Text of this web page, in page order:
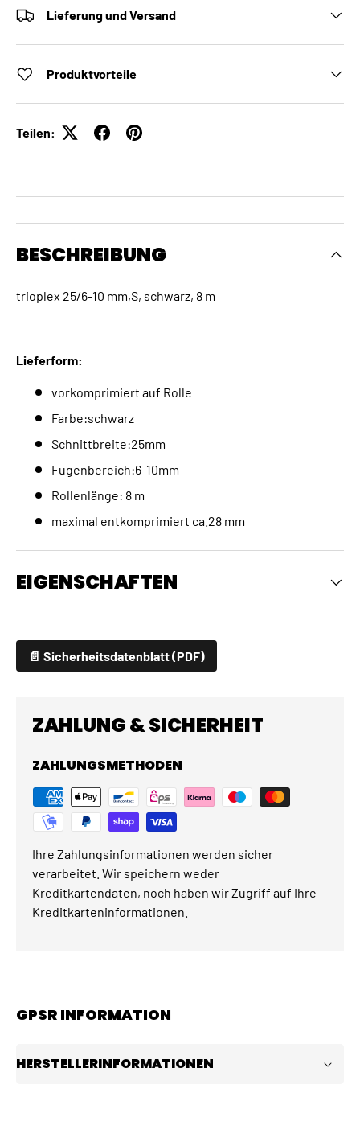
Lieferung und Versand
Produktvorteile
Teilen:
BESCHREIBUNG
trioplex 25/6-10 mm,S, schwarz, 8 m
Lieferform:
vorkomprimiert auf Rolle
Farbe:schwarz
Schnittbreite:25mm
Fugenbereich:6-10mm
Rollenlänge: 8 m
maximal entkomprimiert ca.28 mm
EIGENSCHAFTEN
📄 Sicherheitsdatenblatt (PDF)
ZAHLUNG & SICHERHEIT
ZAHLUNGSMETHODEN
Ihre Zahlungsinformationen werden sicher
verarbeitet. Wir speichern weder
Kreditkartendaten, noch haben wir Zugriff auf Ihre
Kreditkarteninformationen.
GPSR INFORMATION
HERSTELLERINFORMATIONEN